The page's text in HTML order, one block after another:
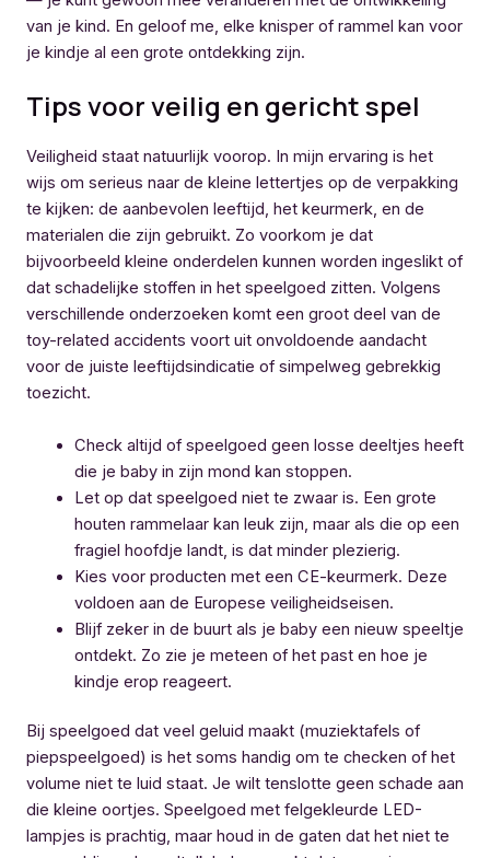
van je kind. En geloof me, elke knisper of rammel kan voor
je kindje al een grote ontdekking zijn.
Tips voor veilig en gericht spel
Veiligheid staat natuurlijk voorop. In mijn ervaring is het
wijs om serieus naar de kleine lettertjes op de verpakking
te kijken: de aanbevolen leeftijd, het keurmerk, en de
materialen die zijn gebruikt. Zo voorkom je dat
bijvoorbeeld kleine onderdelen kunnen worden ingeslikt of
dat schadelijke stoffen in het speelgoed zitten. Volgens
verschillende onderzoeken komt een groot deel van de
toy-related accidents voort uit onvoldoende aandacht
voor de juiste leeftijdsindicatie of simpelweg gebrekkig
toezicht.
Check altijd of speelgoed geen losse deeltjes heeft
die je baby in zijn mond kan stoppen.
Let op dat speelgoed niet te zwaar is. Een grote
houten rammelaar kan leuk zijn, maar als die op een
fragiel hoofdje landt, is dat minder plezierig.
Kies voor producten met een CE-keurmerk. Deze
voldoen aan de Europese veiligheidseisen.
Blijf zeker in de buurt als je baby een nieuw speeltje
ontdekt. Zo zie je meteen of het past en hoe je
kindje erop reageert.
Bij speelgoed dat veel geluid maakt (muziektafels of
piepspeelgoed) is het soms handig om te checken of het
volume niet te luid staat. Je wilt tenslotte geen schade aan
die kleine oortjes. Speelgoed met felgekleurde LED-
lampjes is prachtig, maar houd in de gaten dat het niet te